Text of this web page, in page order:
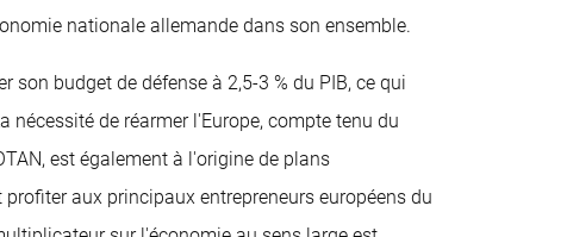
nationale allemande dans son ensemble.
son budget de défense à 2,5-3 % du PIB, ce qui
de réarmer l'Europe, compte tenu du
est également à l'origine de plans
aux principaux entrepreneurs européens du